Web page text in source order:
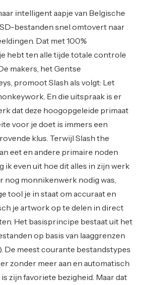
intelligent aapje van Belgische
bestanden snel omtovert naar
Dat met 100%
hebt ten alle tijde totale controle
makers, het Gentse
promoot Slash als volgt: Let
En die uitspraak is er
dat deze hoogopgeleide primaat
voor je doet is immers een
klus. Terwijl Slash the
eet en andere primaire noden
ik even uit hoe dit alles in zijn werk
nog monnikenwerk nodig was,
tool je in staat om accuraat en
je artwork op te delen in direct
Het basisprincipe bestaat uit het
op basis van laaggrenzen
De meest courante bestandstypes
zonder meer aan en automatisch
zijn favoriete bezigheid. Maar dat